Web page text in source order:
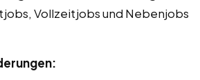
Vollzeitjobs und Nebenjobs